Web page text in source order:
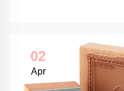
02
Apr